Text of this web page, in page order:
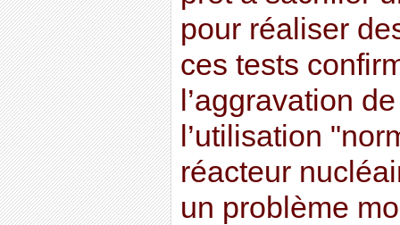
pour réaliser
ces tests
l’aggravation
l’utilisation
réacteur
un problème